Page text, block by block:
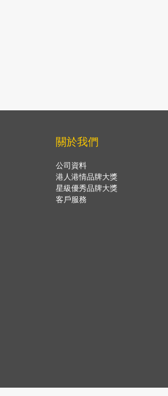
關於我們
公司資料
港人港情品牌大獎
星級優秀品牌大獎
客戶服務